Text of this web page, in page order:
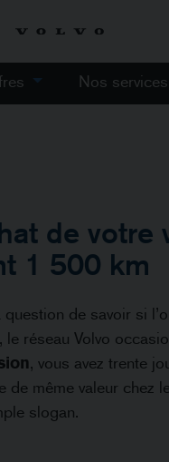
Nos services
de
1 500 km
question de savoir si
réseau Volvo
, vous avez trente
même valeur chez
slogan.